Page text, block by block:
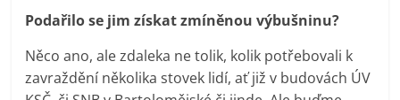
Podařilo se jim získat zmíněnou výbušninu?
Něco ano, ale zdaleka ne tolik, kolik potřebovali k
zavraždění několika stovek lidí, ať již v budovách ÚV